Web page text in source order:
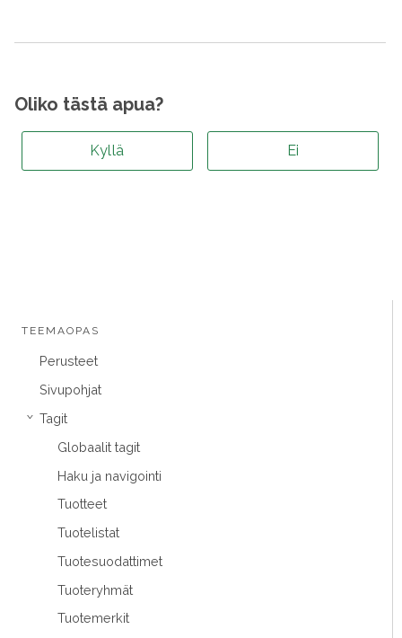
TEEMAOPAS
Perusteet
Sivupohjat
› Tagit
Globaalit tagit
Haku ja navigointi
Tuotteet
Tuotelistat
Tuotesuodattimet
Tuoteryhmät
Tuotemerkit
Oliko tästä apua?
Kyllä Ei